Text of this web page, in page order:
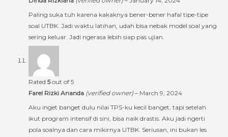
Paling suka tuh karena kakaknya bener-bener hafal tipe-tipe
soal UTBK. Jadi waktu latihan, udah bisa nebak model soal yang
sering keluar. Jadi ngerasa lebih siap pas ujian.
Rated 5out of 5
Farel Rizki Ananda (verified owner) – March 9, 2024
Aku inget banget dulu nilai TPS-ku kecil banget, tapi setelah
ikut program intensif di sini, bisa naik drastis. Aku jadi ngerti
pola soalnya dan cara mikirnya UTBK. Seriusan, ini bukan les